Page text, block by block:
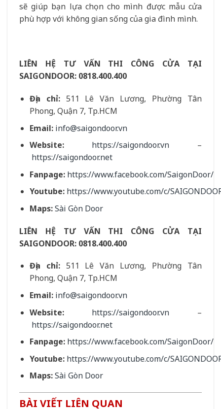
sẽ giúp bạn lựa chọn cho mình được mẫu cửa
phù hợp với không gian sống của gia đình mình.
LIÊN HỆ TƯ VẤN THI CÔNG CỬA TẠI
SAIGONDOOR: 0818.400.400
Địa chỉ:511 Lê Văn Lương, Phường Tân
Phong, Quận 7, Tp.HCM
Email: info@saigondoor.vn
Website:
https://saigondoor.vn –
https://saigondoor.net
Fanpage: https://www.facebook.com/SaigonDoor/
Youtube: https://www.youtube.com/c/
Maps:Sài Gòn Door
LIÊN HỆ TƯ VẤN THI CÔNG CỬA TẠI
SAIGONDOOR: 0818.400.400
Địa chỉ:511 Lê Văn Lương, Phường Tân
Phong, Quận 7, Tp.HCM
Email: info@saigondoor.vn
Website:
https://saigondoor.vn –
https://saigondoor.net
Fanpage: https://www.facebook.com/SaigonDoor/
Youtube: https://www.youtube.com/c/
Maps:Sài Gòn Door
BÀI VIẾT LIÊN QUAN